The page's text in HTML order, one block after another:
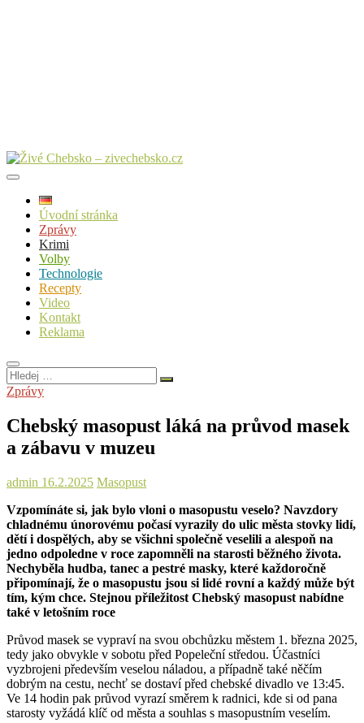
Úvodní stránka
Zprávy
Krimi
Volby
Technologie
Recepty
Video
Kontakt
Reklama
Hledej
…
Zprávy
Chebský masopust láká na průvod masek
a zábavu v muzeu
admin 16.2.2025 Masopust
Vzpomínáte si, jak bylo vloni o masopustu veselo? Navzdory
chladnému únorovému počasí vyrazily do ulic města stovky lidí,
dětí i dospělých, aby se všichni společně veselili a alespoň na
jedno odpoledne v roce zapomněli na starosti běžného života.
Nechyběla hudba, tanec a pestré masky, které každoročně
připomínají, že o masopustu jsou si lidé rovní a každý může být
tím, kým chce. Stejnou příležitost Chebský masopust nabídne
také v letošním roce
Průvod masek se vypraví na svou obchůzku městem 1. března 2025,
tedy jako obvykle v sobotu před Popeleční středou. Účastníci
vyzbrojeni především veselou náladou, a případně také něčím
dobrým na cestu, nechť se dostaví před chebské divadlo ve 13:45.
Ve 14 hodin pak průvod vyrazí směrem k radnici, kde si od pana
starosty vyžádá klíč od města a souhlas s masopustním veselím.